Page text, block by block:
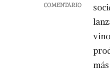
COMENTARIO
FAVORITOS